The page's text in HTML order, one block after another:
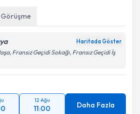
kabul ediyorum.
Talebini Gönder
Haritada Göster
Fransız Geçidi Sokağı, Fransız Geçidi İş
12 Ağu
11:00 Daha Fazla